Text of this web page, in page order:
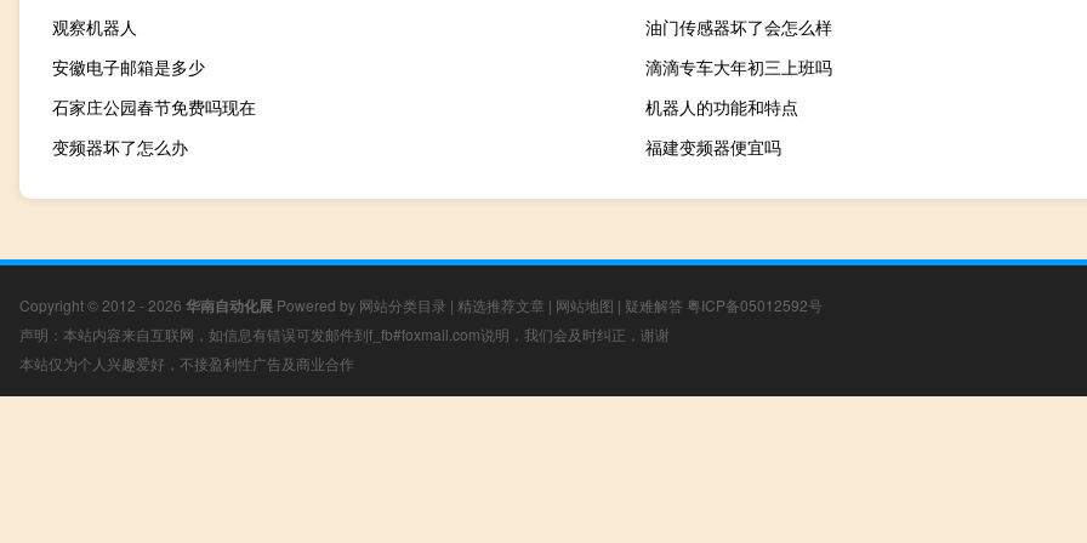
观察机器人
油门传感器坏了会怎么样
安徽电子邮箱是多少
滴滴专车大年初三上班吗
石家庄公园春节免费吗现在
机器人的功能和特点
变频器坏了怎么办
福建变频器便宜吗
Copyright © 2012 - 2026 华南自动化展 Powered by 网站分类目录 | 精选推荐文章 | 网站地图 | 疑难解答 粤ICP备05012592号
声明：本站内容来自互联网，如信息有错误可发邮件到f_fb#foxmail.com说明，我们会及时纠正，谢谢
本站仅为个人兴趣爱好，不接盈利性广告及商业合作